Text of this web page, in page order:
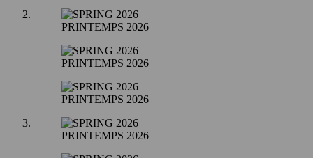
PRINTEMPS 2026
PRINTEMPS 2026
PRINTEMPS 2026
PRINTEMPS 2026